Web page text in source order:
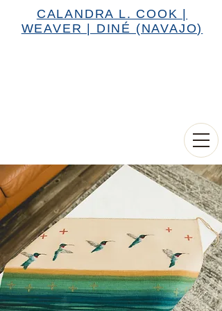
CALANDRA L. COOK |
WEAVER | DINÉ (NAVAJO)